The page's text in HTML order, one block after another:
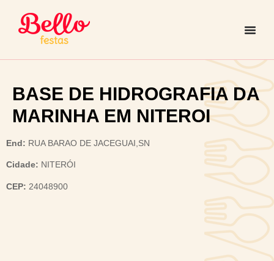
BASE DE HIDROGRAFIA DA
MARINHA EM NITEROI
End: RUA BARAO DE JACEGUAI,SN
Cidade: NITERÓI
CEP: 24048900